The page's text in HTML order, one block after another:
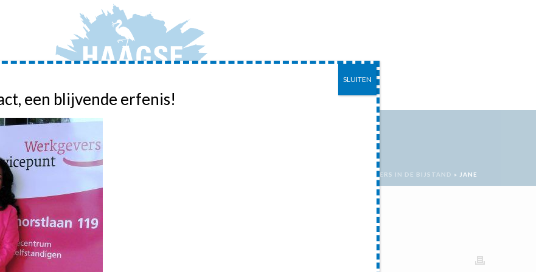
ADVIEZEN CONTACT
JEUGDWERKLOOSHEID – LEERWERKCHEQUE EN JONGE MOEDERS IN DE BIJSTAND » JANE
een blijvende erfenis!
SLUITEN